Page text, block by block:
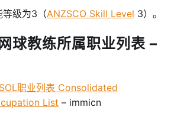
等级为3（ANZSCO Skill Level 3）。
球教练所属职业列表 –
职业列表 Consolidated
List – immicn